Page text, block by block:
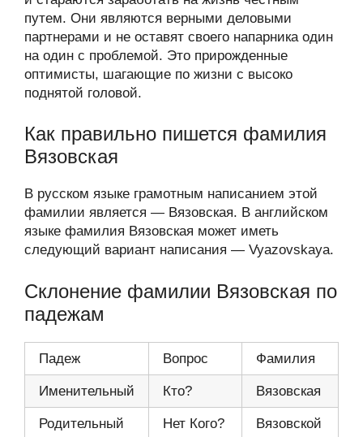
путем. Они являются верными деловыми
партнерами и не оставят своего напарника один
на один с проблемой. Это прирожденные
оптимисты, шагающие по жизни с высоко
поднятой головой.
Как правильно пишется фамилия
Вязовская
В русском языке грамотным написанием этой
фамилии является — Вязовская. В английском
языке фамилия Вязовская может иметь
следующий вариант написания — Vyazovskaya.
Склонение фамилии Вязовская по
падежам
Падеж Вопрос Фамилия
Именительный Кто? Вязовская
Родительный Нет Кого? Вязовской